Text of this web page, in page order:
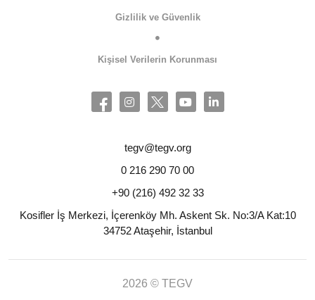
Gizlilik ve Güvenlik
Kişisel Verilerin Korunması
tegv@tegv.org
0 216 290 70 00
+90 (216) 492 32 33
Kosifler İş Merkezi, İçerenköy Mh. Askent Sk. No:3/A Kat:10
34752 Ataşehir, İstanbul
2026 © TEGV